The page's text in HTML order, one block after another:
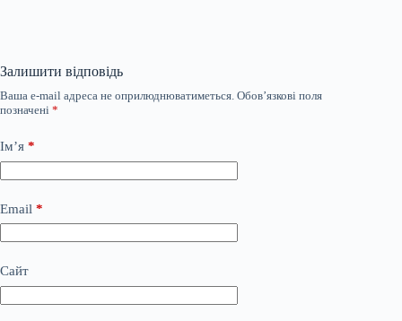
Залишити відповідь
Ваша e-mail адреса не оприлюднюватиметься. Обов’язкові поля
позначені *
Ім’я *
Email *
Сайт